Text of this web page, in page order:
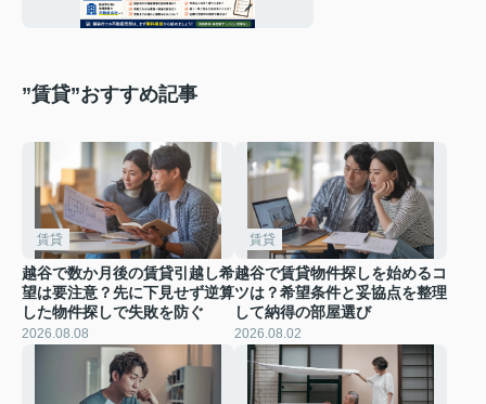
”賃貸”おすすめ記事
賃貸
越谷で数か月後の賃貸引越し希
望は要注意？先に下見せず逆算
した物件探しで失敗を防ぐ
2026.08.08
賃貸
越谷で賃貸物件探しを始めるコ
ツは？希望条件と妥協点を整理
して納得の部屋選び
2026.08.02